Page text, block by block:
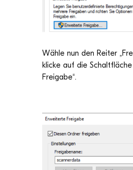
Wähle nun den Rei­ter „
kli­cke auf die Schalt­flä­che
Frei­gabe“.